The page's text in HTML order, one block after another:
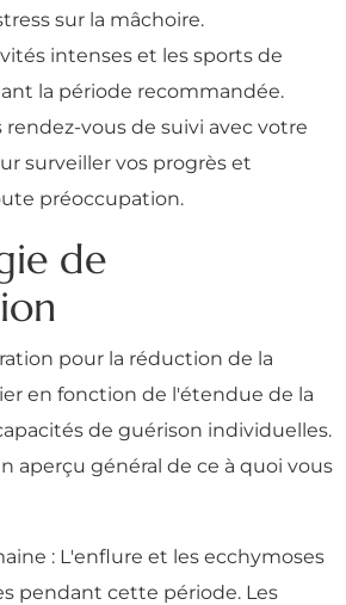
sur la mâchoire.
intenses et les sports de
la période recommandée.
rendez-vous de suivi avec votre
surveiller vos progrès et
préoccupation.
de
pour la réduction de la
en fonction de l'étendue de la
de guérison individuelles.
aperçu général de ce à quoi vous
: L'enflure et les ecchymoses
pendant cette période. Les